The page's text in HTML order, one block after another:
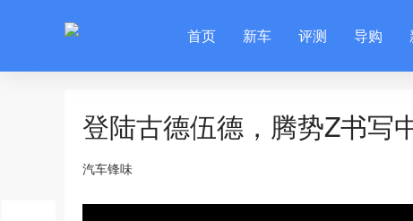
首页 新车 评测 导购
登陆古德伍德，腾势Z书写
汽车锋味